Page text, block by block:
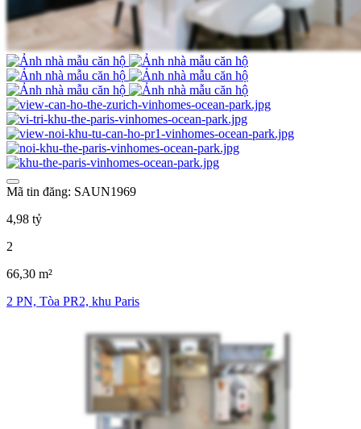
Mã tin đăng: SAUN1969
4,98 tỷ
2
66,30 m²
2 PN, Tòa PR2, khu Paris